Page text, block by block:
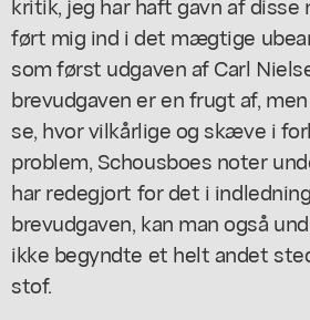
ført mig ind i det mægtige
som først udgaven af Carl
brevudgaven er en frugt af,
se, hvor vilkårlige og skæve i
problem, Schousboes noter
har redegjort for det i
brevudgaven, kan man også
ikke begyndte et helt andet
stof.